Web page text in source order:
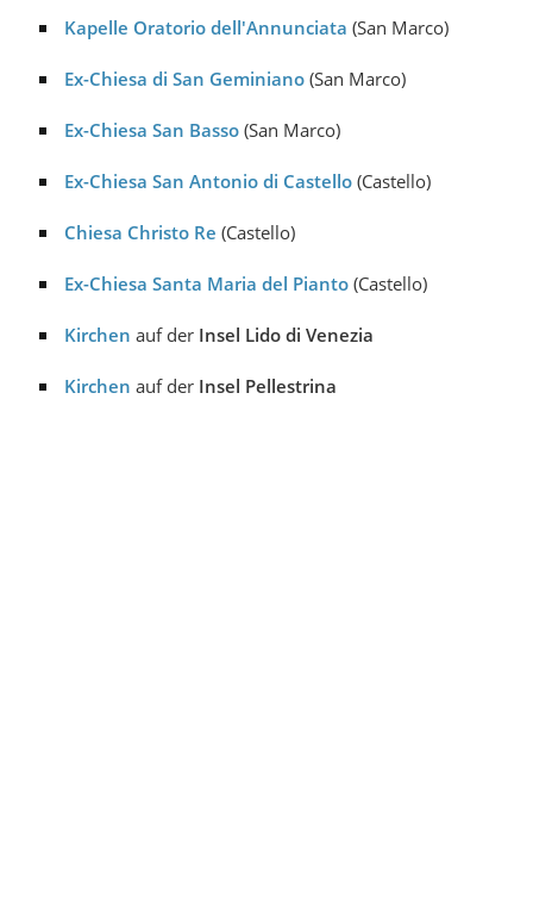
Kapelle Oratorio dell'Annunciata (San Marco)
Ex-Chiesa di San Geminiano (San Marco)
Ex-Chiesa San Basso (San Marco)
Ex-Chiesa San Antonio di Castello (Castello)
Chiesa Christo Re (Castello)
Ex-Chiesa Santa Maria del Pianto (Castello)
Kirchen auf der Insel Lido di Venezia
Kirchen auf der Insel Pellestrina